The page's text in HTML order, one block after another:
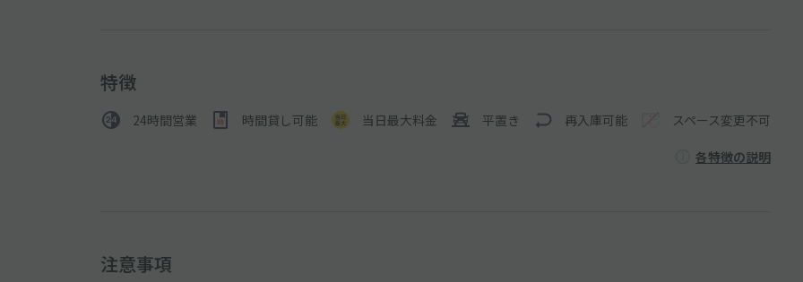
特徴
24時間営業 時間貸し可能 当日最大料金 平置き 再入庫可能 スペース変更不可
各特徴の説明
注意事項